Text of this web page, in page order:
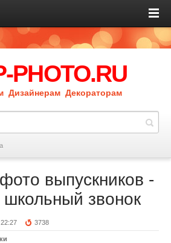
PHOTO.RU
Дизайнерам Декораторам
выпускников -
звонок
3738